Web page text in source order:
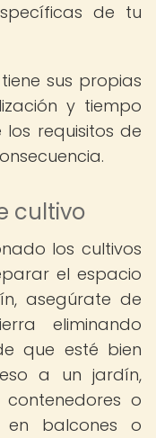
de tu
sus propias
y tiempo
requisitos de
cultivo
los cultivos
el espacio
asegúrate de
eliminando
que esté bien
a un jardín,
o
en balcones o